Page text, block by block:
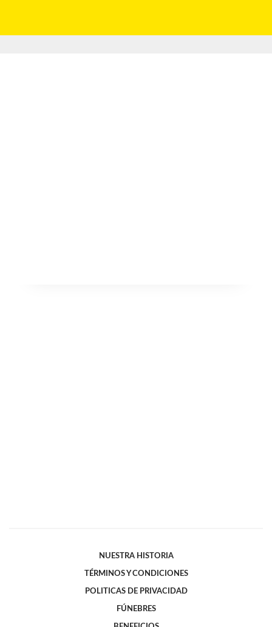
NUESTRA HISTORIA
TÉRMINOS Y CONDICIONES
POLITICAS DE PRIVACIDAD
FÚNEBRES